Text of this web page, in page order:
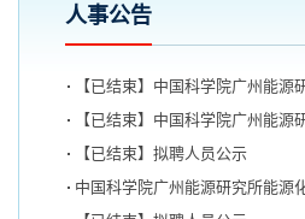
人事公告
【已结束】中国科学院广州能
【已结束】中国科学院广州能
【已结束】拟聘人员公示
中国科学院广州能源研究所能源